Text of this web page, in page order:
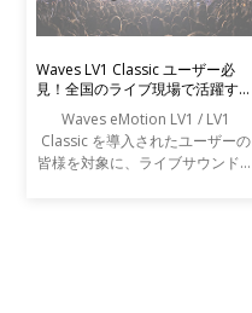
Waves LV1 Classic ユーザー必
見！全国のライブ現場で活躍する
Waves eMotion LV1 / LV1
Classic を導入されたユーザーの
皆様を対象に、ライブサウンドの